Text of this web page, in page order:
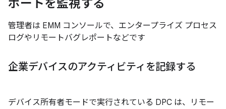
ポートを監視する
管理者は EMM コンソールで、エンタープライズ プロセス
ログやリモートバグレポートなどです
企業デバイスのアクティビティを記録する
デバイス所有者モードで実行されている DPC は、リモー